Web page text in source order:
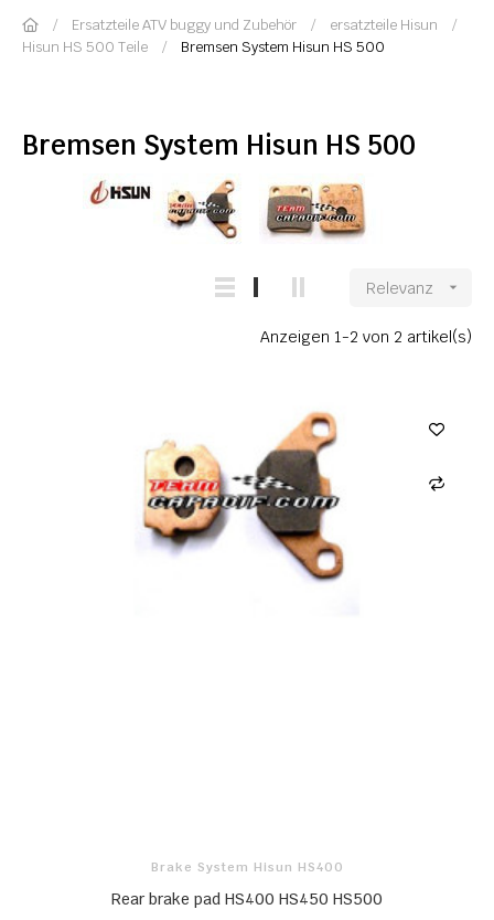
Ersatzteile ATV buggy und Zubehör
ersatzteile Hisun
Hisun HS 500 Teile
Bremsen System Hisun HS 500
Bremsen System Hisun HS 500
Relevanz 
Anzeigen 1-2 von 2 artikel(s)
Brake System Hisun HS400
Rear brake pad HS400 HS450 HS500